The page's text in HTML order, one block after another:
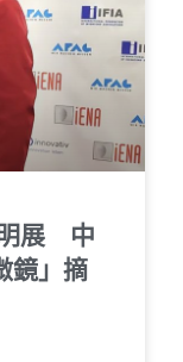
明展 中
鏡」摘